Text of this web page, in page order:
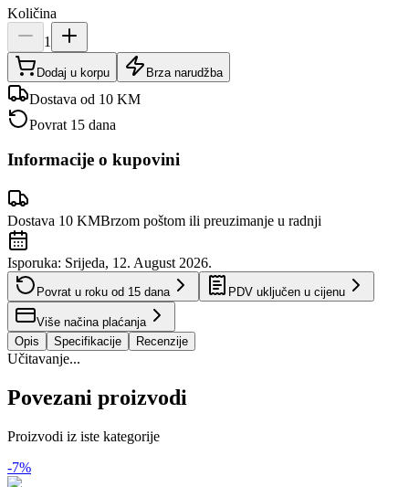
Količina
1
Dodaj u korpu Brza narudžba
Dostava od 10 KM
Povrat 15 dana
Informacije o kupovini
Dostava 10 KMBrzom poštom ili preuzimanje u radnji
Isporuka: Srijeda, 12. August 2026.
Povrat u roku od 15 dana PDV uključen u cijenu
Više načina plaćanja
Opis
Specifikacije Recenzije
Učitavanje...
Povezani proizvodi
Proizvodi iz iste kategorije
-7%